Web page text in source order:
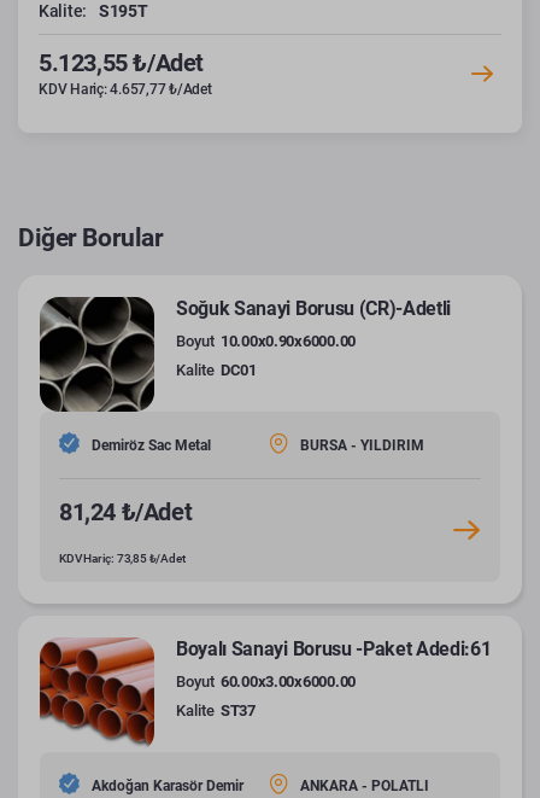
Kalite:
S195T
5.123,55 ₺/Adet
KDV Hariç: 4.657,77 ₺/Adet
Diğer Borular
Soğuk Sanayi Borusu (CR)-Adetli
Boyut 10.00x0.90x6000.00
Kalite DC01
Demiröz Sac Metal BURSA - YILDIRIM
81,24 ₺/Adet
KDV Hariç: 73,85 ₺/Adet
Boyalı Sanayi Borusu -Paket Adedi:61
Boyut 60.00x3.00x6000.00
Kalite ST37
Akdoğan Karasör Demir ANKARA - POLATLI